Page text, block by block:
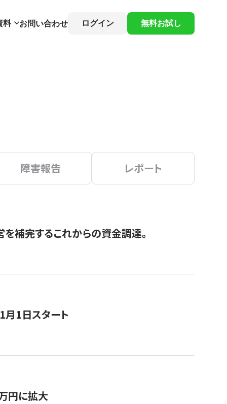
料 お問い合わせ ログイン 無料お試し
障害報告 レポート
補完するこれからの資金調達。
月1日スタート
円に拡大